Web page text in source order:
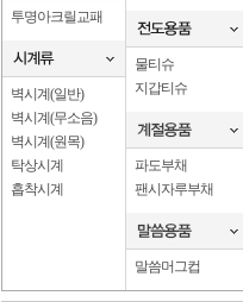
투명아크릴교패
벽시계(일반)
벽시계(무소음)
벽시계(원목)
탁상시계
흡착시계
물티슈
지갑티슈
파도부채
팬시자루부채
말씀머그컵